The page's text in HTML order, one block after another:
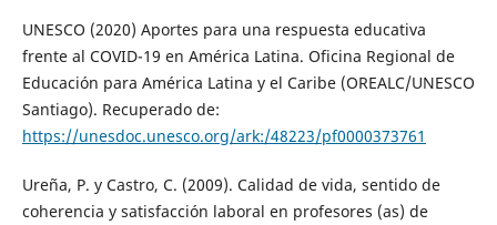
UNESCO (2020) Aportes para una respuesta educativa
frente al COVID-19 en América Latina. Oficina Regional de
Educación para América Latina y el Caribe (OREALC/UNESCO
Santiago). Recuperado de:
https://unesdoc.unesco.org/ark:/48223/pf0000373761
Ureña, P. y Castro, C. (2009). Calidad de vida, sentido de
coherencia y satisfacción laboral en profesores (as) de